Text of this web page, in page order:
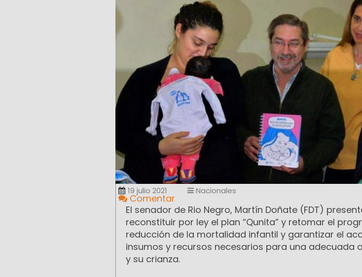
19 julio 2021 Nacionales
Comentar
El senador de Rio Negro, Martín Doñate (FDT)
reconstituir por ley el plan “Qunita” y retomar el
reducción de la mortalidad infantil y garantizar el
insumos y recursos necesarios para una adecuada
y su crianza.